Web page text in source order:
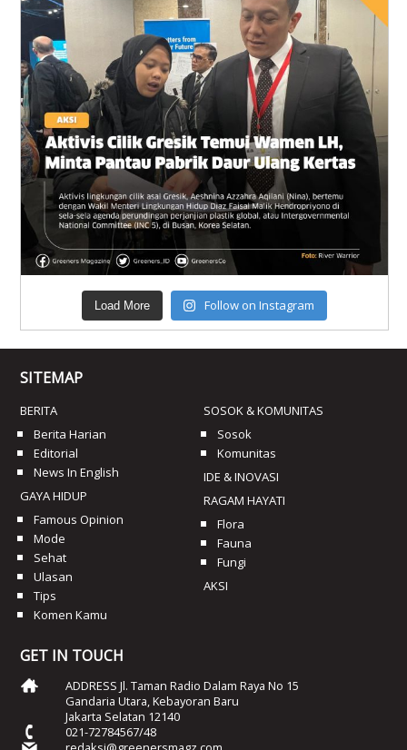
Load More Follow on Instagram
SITEMAP
BERITA
Berita Harian
Editorial
News In English
GAYA HIDUP
Famous Opinion
Mode
Sehat
Ulasan
Tips
Komen Kamu
SOSOK & KOMUNITAS
Sosok
Komunitas
IDE & INOVASI
RAGAM HAYATI
Flora
Fauna
Fungi
AKSI
GET IN TOUCH
ADDRESS Jl. Taman Radio Dalam Raya No 15
Gandaria Utara, Kebayoran Baru
Jakarta Selatan 12140
021-72784567/48